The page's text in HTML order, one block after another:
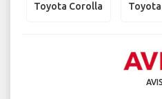
Toyota Corolla
AVIS